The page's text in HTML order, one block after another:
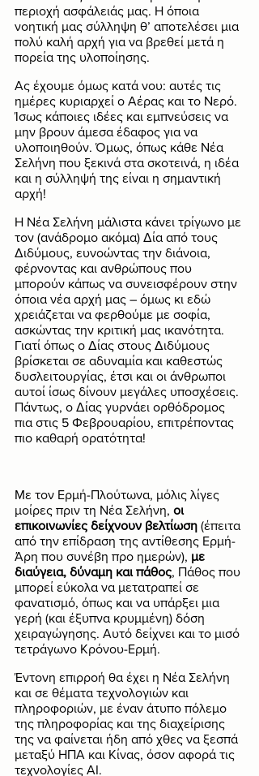
περιοχή ασφάλειάς μας. Η όποια
νοητική μας σύλληψη θ’ αποτελέσει μια
πολύ καλή αρχή για να βρεθεί μετά η
πορεία της υλοποίησης.
Ας έχουμε όμως κατά νου: αυτές τις
ημέρες κυριαρχεί ο Αέρας και το Νερό.
Ίσως κάποιες ιδέες και εμπνεύσεις να
μην βρουν άμεσα έδαφος για να
υλοποιηθούν. Όμως, όπως κάθε Νέα
Σελήνη που ξεκινά στα σκοτεινά, η ιδέα
και η σύλληψή της είναι η σημαντική
αρχή!
Η Νέα Σελήνη μάλιστα κάνει τρίγωνο με
τον (ανάδρομο ακόμα) Δία από τους
Διδύμους, ευνοώντας την διάνοια,
φέρνοντας και ανθρώπους που
μπορούν κάπως να συνεισφέρουν στην
όποια νέα αρχή μας – όμως κι εδώ
χρειάζεται να φερθούμε με σοφία,
ασκώντας την κριτική μας ικανότητα.
Γιατί όπως ο Δίας στους Διδύμους
βρίσκεται σε αδυναμία και καθεστώς
δυσλειτουργίας, έτσι και οι άνθρωποι
αυτοί ίσως δίνουν μεγάλες υποσχέσεις.
Πάντως, ο Δίας γυρνάει ορθόδρομος
πια στις 5 Φεβρουαρίου, επιτρέποντας
πιο καθαρή ορατότητα!
Με τον Ερμή-Πλούτωνα, μόλις λίγες
μοίρες πριν τη Νέα Σελήνη, οι
επικοινωνίες δείχνουν βελτίωση (έπειτα
από την επίδραση της αντίθεσης Ερμή-
Άρη που συνέβη προ ημερών), με
διαύγεια, δύναμη και πάθος, Πάθος που
μπορεί εύκολα να μετατραπεί σε
φανατισμό, όπως και να υπάρξει μια
γερή (και έξυπνα κρυμμένη) δόση
χειραγώγησης. Αυτό δείχνει και το μισό
τετράγωνο Κρόνου-Ερμή.
Έντονη επιρροή θα έχει η Νέα Σελήνη
και σε θέματα τεχνολογιών και
πληροφοριών, με έναν άτυπο πόλεμο
της πληροφορίας και της διαχείρισης
της να φαίνεται ήδη από χθες να ξεσπά
μεταξύ ΗΠΑ και Κίνας, όσον αφορά τις
τεχνολογίες ΑΙ.